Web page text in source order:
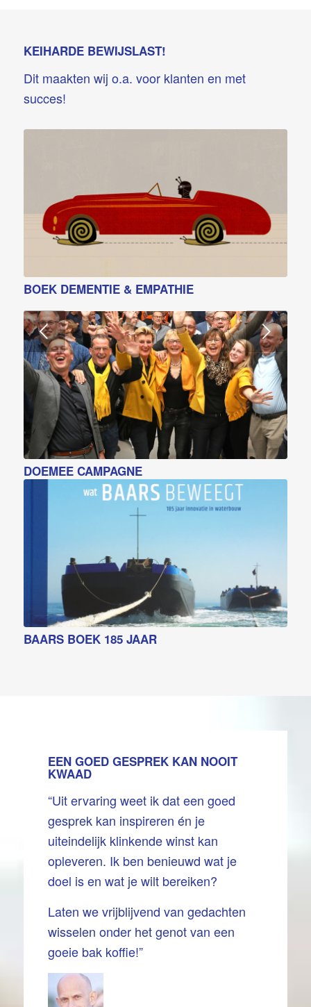
KEIHARDE BEWIJSLAST!
Dit maakten wij o.a. voor klanten en met
succes!
BOEK DEMENTIE & EMPATHIE
DOEMEE CAMPAGNE
BAARS BOEK 185 JAAR
Volgende
EEN GOED GESPREK KAN NOOIT
KWAAD
“Uit ervaring weet ik dat een goed
gesprek kan inspireren én je
uiteindelijk klinkende winst kan
opleveren. Ik ben benieuwd wat je
doel is en wat je wilt bereiken?
Laten we vrijblijvend van gedachten
wisselen onder het genot van een
goeie bak koffie!”